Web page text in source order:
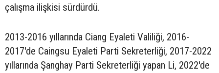
çalışma ilişkisi sürdürdü.
2013-2016 yıllarında Ciang Eyaleti Valiliği, 2016-
2017'de Caingsu Eyaleti Parti Sekreterliği, 2017-2022
yıllarında Şanghay Parti Sekreterliği yapan Li, 2022'de